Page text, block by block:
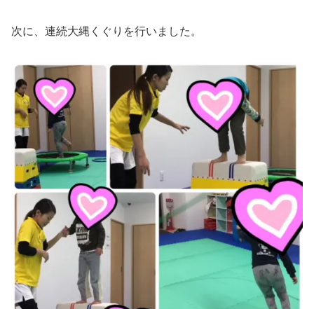
次に、連続大縄くぐりを行いました。